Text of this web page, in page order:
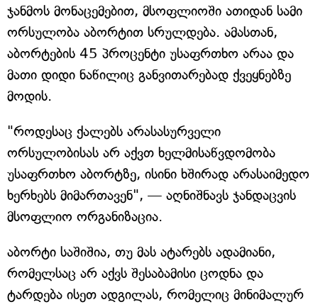
ჯანმოს მონაცემებით, მსოფლიოში ათიდან სამი
ორსულობა აბორტით სრულდება. ამასთან,
აბორტების 45 პროცენტი უსაფრთხო არაა და
მათი დიდი ნაწილიც განვითარებად ქვეყნებზე
მოდის.
"როდესაც ქალებს არასასურველი
ორსულობისას არ აქვთ ხელმისაწვდომობა
უსაფრთხო აბორტზე, ისინი ხშირად არასაიმედო
ხერხებს მიმართავენ", — აღნიშნავს ჯანდაცვის
მსოფლიო ორგანიზაცია.
აბორტი საშიშია, თუ მას ატარებს ადამიანი,
რომელსაც არ აქვს შესაბამისი ცოდნა და
ტარდება ისეთ ადგილას, რომელიც მინიმალურ